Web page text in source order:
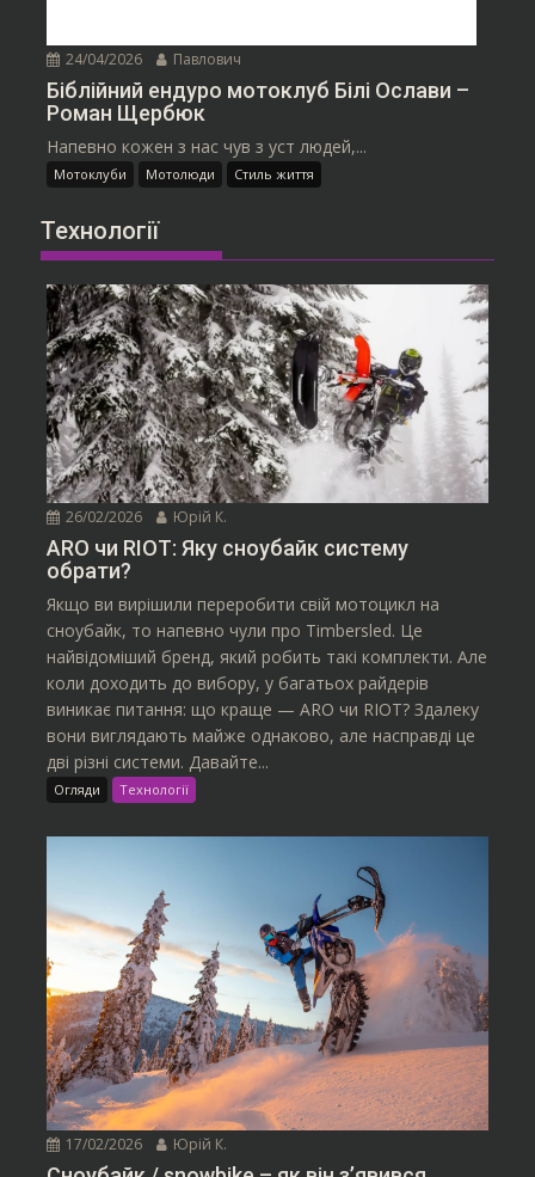
24/04/2026 Павлович
Біблійний ендуро мотоклуб Білі Ослави –
Роман Щербюк
Напевно кожен з нас чув з уст людей,...
Мотоклуби Мотолюди Стиль життя
Технології
26/02/2026 Юрій К.
ARO чи RIOT: Яку сноубайк систему
обрати?
Якщо ви вирішили переробити свій мотоцикл на
сноубайк, то напевно чули про Timbersled. Це
найвідоміший бренд, який робить такі комплекти. Але
коли доходить до вибору, у багатьох райдерів
виникає питання: що краще — ARO чи RIOT? Здалеку
вони виглядають майже однаково, але насправді це
дві різні системи. Давайте...
Огляди Технології
17/02/2026 Юрій К.